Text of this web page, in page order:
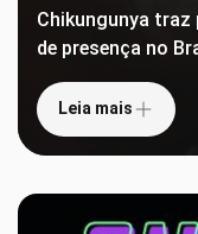
Chikungunya traz
de presença no
Leia mais